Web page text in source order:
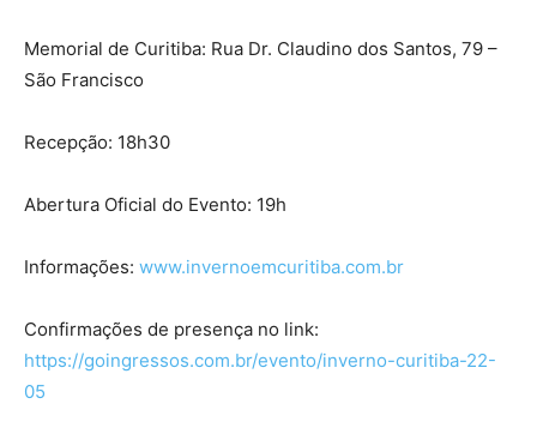
Memorial de Curitiba: Rua Dr. Claudino dos Santos, 79 –
São Francisco
Recepção: 18h30
Abertura Oficial do Evento: 19h
Informações: www.invernoemcuritiba.com.br
Confirmações de presença no link:
https://goingressos.com.br/evento/inverno-curitiba-22-
05